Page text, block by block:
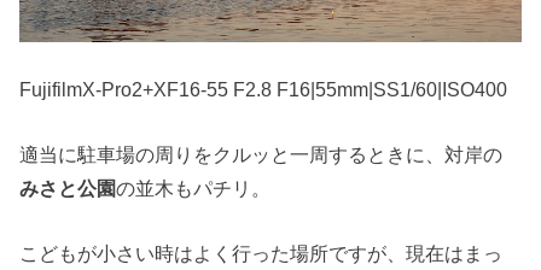
FujifilmX-Pro2+XF16-55 F2.8 F16|55mm|SS1/60|ISO400
適当に駐車場の周りをクルッと一周するときに、対岸の
みさと公園の並木もパチリ。
こどもが小さい時はよく行った場所ですが、現在はまっ